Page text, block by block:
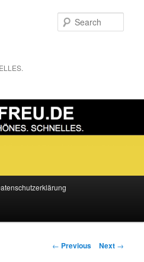
Post
← Previous Next →